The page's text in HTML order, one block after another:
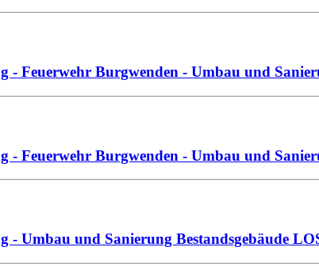
- Feuerwehr Burgwenden - Umbau und
- Feuerwehr Burgwenden - Umbau und
Umbau und Sanierung Bestandsgebäude